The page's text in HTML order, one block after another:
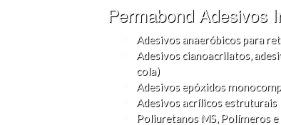
Permabond Adesivos
Adesivos anaeróbicos para
Adesivos cianoacrilatos,
cola)
Adesivos epóxidos
Adesivos acrílicos estruturais
Poliuretanos MS, Polímeros